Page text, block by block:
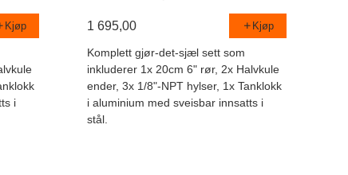
Kjøp
i
1 695,00 Kjøp
Komplett gjør-det-sjæl sett som
inkluderer 1x 20cm 6" rør, 2x Halvkule
ender, 3x 1/8"-NPT hylser, 1x Tanklokk
i aluminium med sveisbar innsatts i
stål.